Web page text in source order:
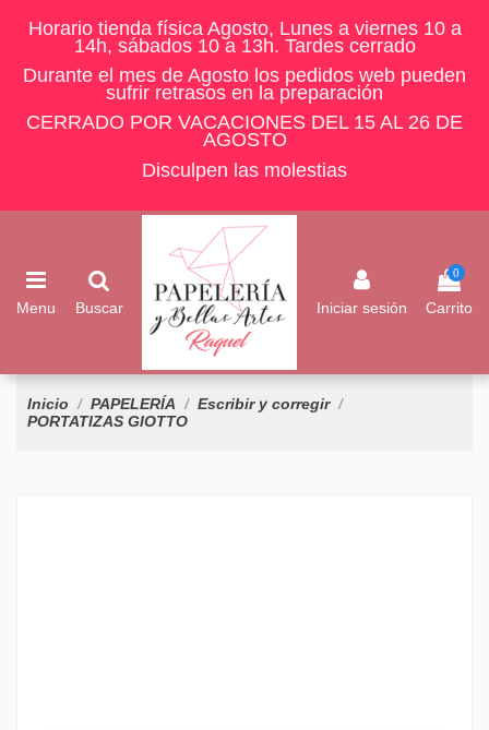
Horario tienda física Agosto, Lunes a viernes 10 a
14h, sábados 10 a 13h. Tardes cerrado
Durante el mes de Agosto los pedidos web pueden
sufrir retrasos en la preparación
CERRADO POR VACACIONES DEL 15 AL 26 DE
AGOSTO
Disculpen las molestias
Menu Buscar Iniciar sesión
0
Carrito
Inicio PAPELERÍA
Escribir y corregir
PORTATIZAS GIOTTO